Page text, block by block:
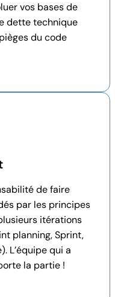
vos bases de
dette technique
du code
de faire
par les principes
itérations
planning, Sprint,
L’équipe qui a
la partie !